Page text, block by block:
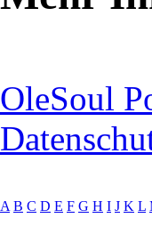
OleSoul
A B C D E F G H I J K L